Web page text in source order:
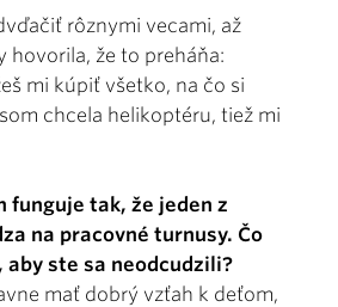
rôznymi vecami, až
hovorila, že to preháňa:
mi kúpiť všetko, na čo si
chcela helikoptéru, tiež mi
funguje tak, že jeden z
na pracovné turnusy. Čo
aby ste sa neodcudzili?
mať dobrý vzťah k deťom,